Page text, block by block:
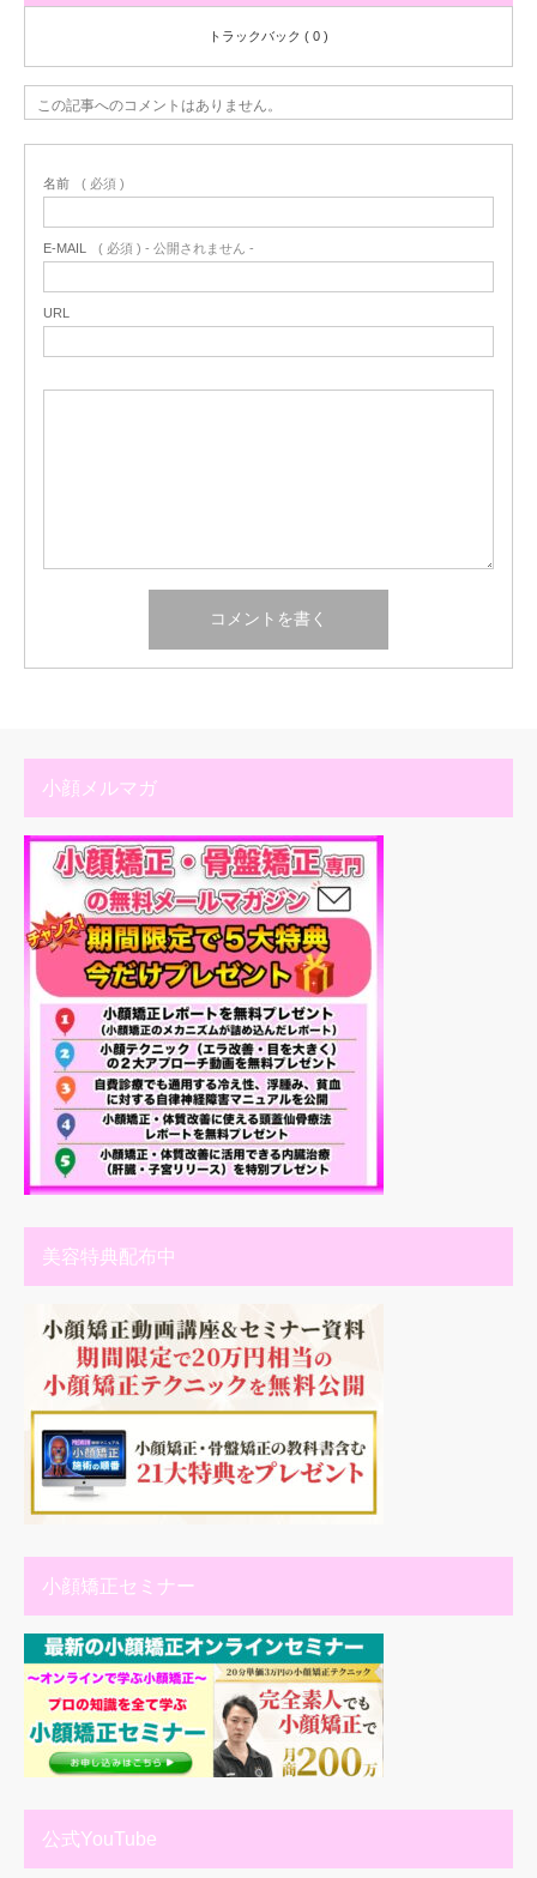
トラックバック ( 0 )
この記事へのコメントはありません。
名前 ( 必須 )
E-MAIL ( 必須 ) - 公開されません -
URL
小顔メルマガ
美容特典配布中
小顔矯正セミナー
公式YouTube